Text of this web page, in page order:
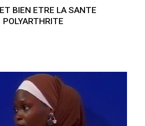
BIEN ETRE LA SANTE
POLYARTHRITE